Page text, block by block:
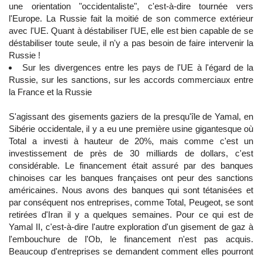
une orientation "occidentaliste", c'est-à-dire tournée vers
l'Europe. La Russie fait la moitié de son commerce extérieur
avec l'UE. Quant à déstabiliser l'UE, elle est bien capable de se
déstabiliser toute seule, il n'y a pas besoin de faire intervenir la
Russie !
Sur les divergences entre les pays de l'UE à l'égard de la
Russie, sur les sanctions, sur les accords commerciaux entre
la France et la Russie
S'agissant des gisements gaziers de la presqu'île de Yamal, en
Sibérie occidentale, il y a eu une première usine gigantesque où
Total a investi à hauteur de 20%, mais comme c'est un
investissement de près de 30 milliards de dollars, c'est
considérable. Le financement était assuré par des banques
chinoises car les banques françaises ont peur des sanctions
américaines. Nous avons des banques qui sont tétanisées et
par conséquent nos entreprises, comme Total, Peugeot, se sont
retirées d'Iran il y a quelques semaines. Pour ce qui est de
Yamal II, c'est-à-dire l'autre exploration d'un gisement de gaz à
l'embouchure de l'Ob, le financement n'est pas acquis.
Beaucoup d'entreprises se demandent comment elles pourront